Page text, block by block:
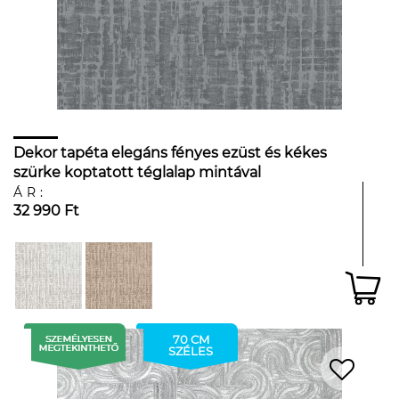
Dekor tapéta elegáns fényes ezüst és kékes
szürke koptatott téglalap mintával
ÁR:
32 990 Ft
70 CM
SZÉLES